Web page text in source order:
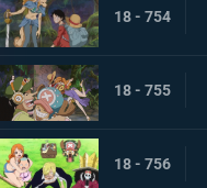
18 - 754
18 - 755
18 - 756